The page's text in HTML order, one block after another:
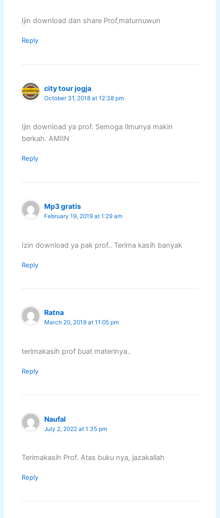
Ijin download dan share Prof,maturnuwun
Reply
city tour jogja
October 31, 2018 at 12:38 pm
Ijin download ya prof. Semoga Ilmunya makin
berkah. AMIIN
Reply
Mp3 gratis
February 19, 2019 at 1:29 am
Izin download ya pak prof.. Terima kasih banyak
Reply
Ratna
March 20, 2019 at 11:05 pm
terimakasih prof buat materinya..
Reply
Naufal
July 2, 2022 at 1:35 pm
Terimakasih Prof. Atas buku nya, jazakallah
Reply